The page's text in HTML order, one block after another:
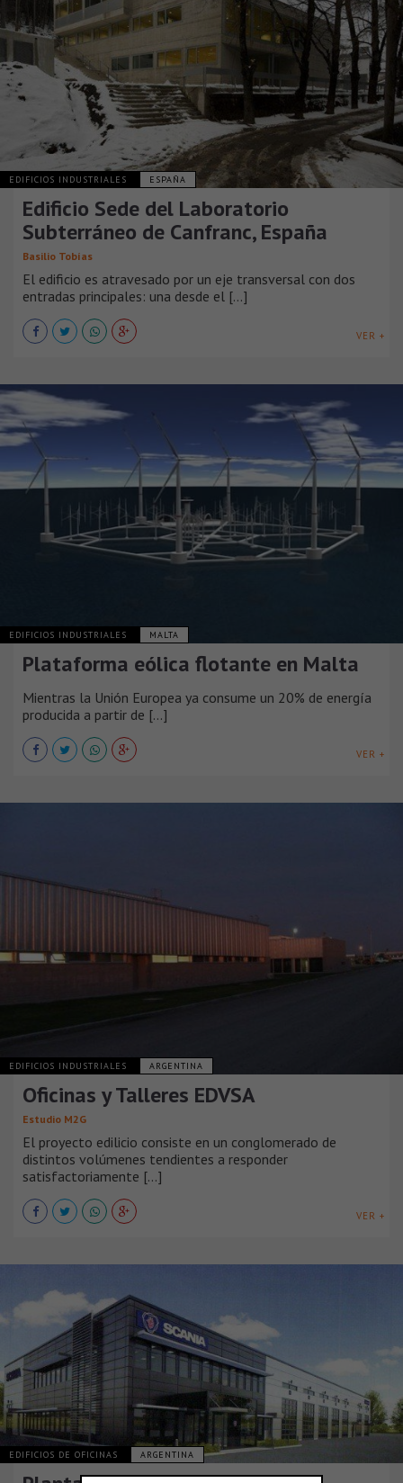
EDIFICIOS INDUSTRIALES ESPAÑA
Edificio Sede del Laboratorio
Subterráneo de Canfranc, España
Basilio Tobías
El edificio es atravesado por un eje transversal con dos
entradas principales: una desde el [...]
VER +
EDIFICIOS INDUSTRIALES MALTA
Plataforma eólica flotante en Malta
Mientras la Unión Europea ya consume un 20% de energía
producida a partir de [...]
VER +
EDIFICIOS INDUSTRIALES ARGENTINA
Oficinas y Talleres EDVSA
Estudio M2G
El proyecto edilicio consiste en un conglomerado de
distintos volúmenes tendientes a responder
satisfactoriamente [...]
VER +
EDIFICIOS DE OFICINAS ARGENTINA